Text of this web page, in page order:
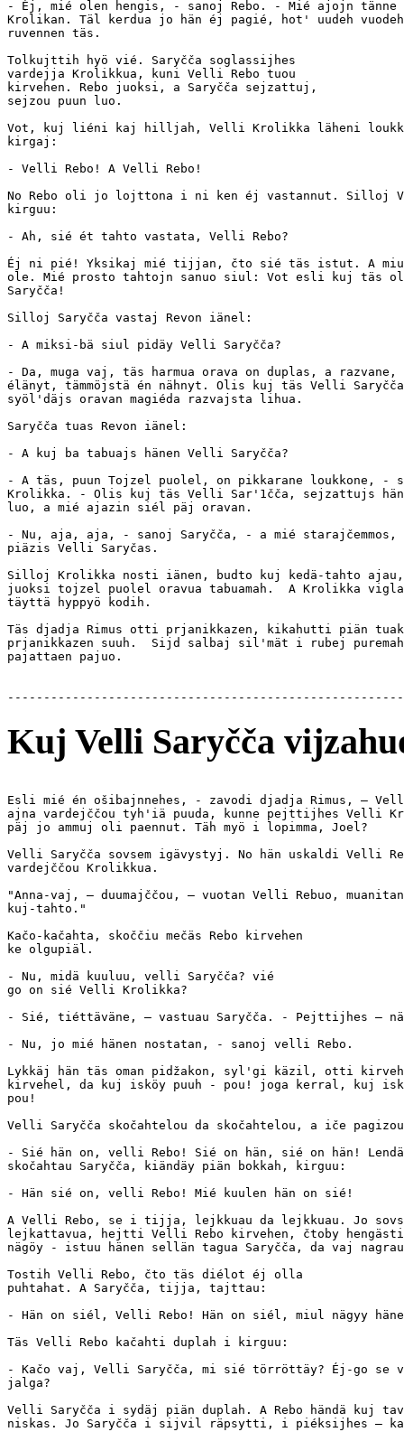
- Éj, mié olen hengis, - sanoj Rebo. - Mié ajojn
Krolikan. Täl kerdua jo hän éj pagié, hot' uudeh vuodeh
ruvennen täs.
Tolkujttih hyö vié. Saryčča soglassijhes
vardejja Krolikkua, kuni Velli Rebo tuou
kirvehen. Rebo juoksi, a Saryčča sejzattuj,
sejzou puun luo.
Vot, kuj liéni kaj hilljah, Velli Krolikka läheni
kirgaj:
- Velli Rebo! A Velli Rebo!
No Rebo oli jo lojttona i ni ken éj vastannut. Silloj
kirguu:
- Ah, sié ét tahto vastata, Velli Rebo?
Éj ni pié! Yksikaj mié tijjan, čto sié täs istut. A
ole. Mié prosto tahtojn sanuo siul: Vot esli kuj täs
Saryčča!
Silloj Saryčča vastaj Revon iänel:
- A miksi-bä siul pidäy Velli Saryčča?
- Da, muga vaj, täs harmua orava on duplas, a
élänyt, tämmöjstä én nähnyt. Olis kuj täs Velli
syöl'däjs oravan magiéda razvajsta lihua.
Saryčča tuas Revon iänel:
- A kuj ba tabuajs hänen Velli Saryčča?
- A täs, puun Tojzel puolel, on pikkarane loukkone, -
Krolikka. - Olis kuj täs Velli Sar'1čča, sejzattujs hän
luo, a mié ajazin siél päj oravan.
- Nu, aja, aja, - sanoj Saryčča, - a mié starajčemmos,
piäzis Velli Saryčas.
Silloj Krolikka nosti iänen, budto kuj kedä-tahto ajau,
juoksi tojzel puolel oravua tabuamah.  A Krolikka
täyttä hyppyö kodih.
Täs djadja Rimus otti prjanikkazen, kikahutti piän
prjanikkazen suuh.  Sijd salbaj sil'mät i rubej
pajattaen pajuo.
Kuj Velli Saryčča
Esli mié én ošibajnnehes, - zavodi djadja Rimus, —
ajna vardejččou tyh'iä puuda, kunne pejttijhes Velli
päj jo ammuj oli paennut. Täh myö i lopimma, Joel?
Velli Saryčča sovsem igävystyj. No hän uskaldi Velli
vardejččou Krolikkua.
"Anna-vaj, — duumajččou, — vuotan Velli Rebuo, muanitan
kuj-tahto."
Kačo-kačahta, skoččiu mečäs Rebo kirvehen
ke olgupiäl.
- Nu, midä kuuluu, velli Saryčča? vié
go on sié Velli Krolikka?
- Sié, tiéttäväne, — vastuau Saryčča. - Pejttijhes —
- Nu, jo mié hänen nostatan, - sanoj velli Rebo.
Lykkäj hän täs oman pidžakon, syl'gi käzil, otti
kirvehel, da kuj isköy puuh - pou! joga kerral, kuj
pou!
Velli Saryčča skočahtelou da skočahtelou, a iče
- Sié hän on, velli Rebo! Sié on hän, sié on hän!
skočahtau Saryčča, kiändäy piän bokkah, kirguu:
- Hän sié on, velli Rebo! Mié kuulen hän on sié!
A Velli Rebo, se i tijja, lejkkuau da lejkkuau. Jo
lejkattavua, hejtti Velli Rebo kirvehen, čtoby
nägöy - istuu hänen sellän tagua Saryčča, da vaj
Tostih Velli Rebo, čto täs diélot éj olla
puhtahat. A Saryčča, tijja, tajttau:
- Hän on siél, Velli Rebo! Hän on siél, miul nägyy
Täs Velli Rebo kačahti duplah i kirguu:
- Kačo vaj, Velli Saryčča, mi sié törröttäy? Éj-go se
jalga?
Velli Saryčča i sydäj piän duplah. A Rebo händä kuj
niskas. Jo Saryčča i sijvil räpsytti, i piéksijhes —